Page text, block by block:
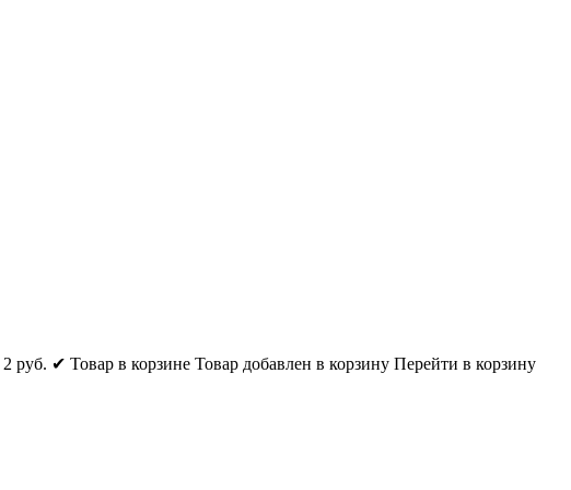
2 руб. ✔ Товар в корзине Товар добавлен в корзину Перейти в корзину